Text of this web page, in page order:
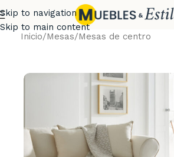
Skip to navigation
Skip to main content
Inicio/Mesas/Mesas de centro